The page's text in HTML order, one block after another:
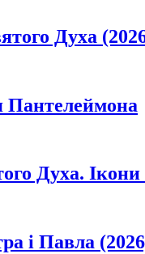
Духа
Пантелеймона
Духа.
і Павла